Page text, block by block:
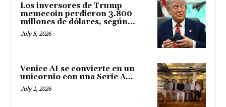
Los inversores de Trump
memecoin perdieron 3.800
millones de dólares, según...
July 5, 2026
Venice AI se convierte en un
unicornio con una Serie A...
July 1, 2026